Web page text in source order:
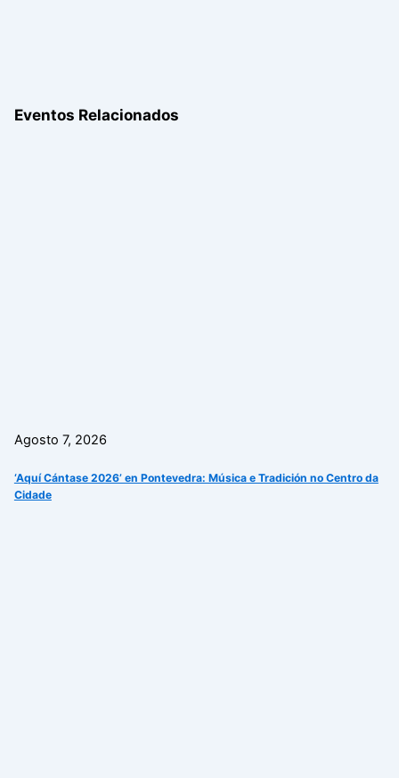
Eventos Relacionados
Agosto 7, 2026
‘Aquí Cántase 2026’ en Pontevedra: Música e Tradición no Centro da
Cidade